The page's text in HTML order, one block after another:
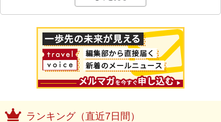
ランキング（直近7日間）